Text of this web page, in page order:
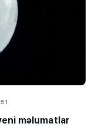
məlumatlar